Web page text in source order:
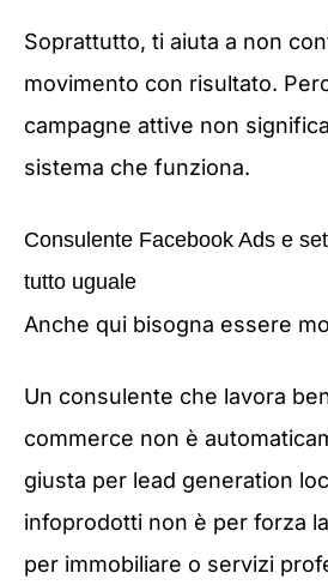
Soprattutto, ti aiuta a non
movimento con risultato.
campagne attive non
sistema che funziona.
Consulente Facebook Ads e
tutto uguale
Anche qui bisogna essere
Un consulente che lavora
commerce non è
giusta per lead generation
infoprodotti non è per forza
per immobiliare o servizi